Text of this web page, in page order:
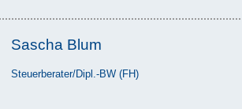
Sascha Blum
Steuerberater/Dipl.-BW (FH)